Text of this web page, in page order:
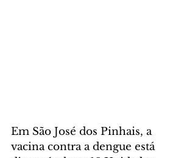
Em São José dos Pinhais, a
vacina contra a dengue está